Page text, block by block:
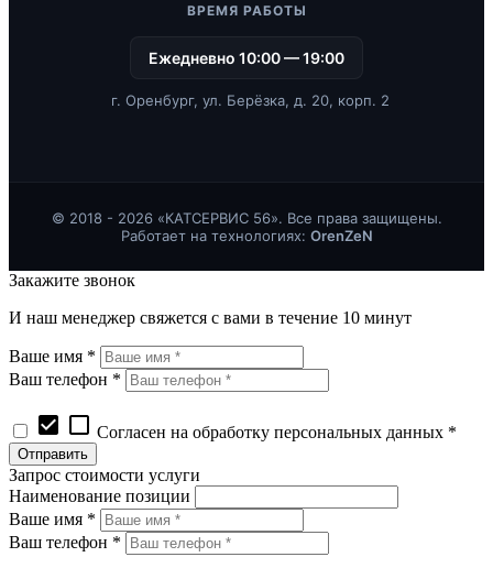
ВРЕМЯ РАБОТЫ
Ежедневно 10:00 — 19:00
г. Оренбург, ул. Берёзка, д. 20, корп. 2
© 2018 - 2026 «КАТСЕРВИС 56». Все права защищены.
Работает на технологиях: OrenZeN
Закажите звонок
И наш менеджер свяжется с вами в течение 10 минут
Ваше имя *
Ваш телефон *
check_box check_box_outline_blank Согласен на обработку персональных данных *
Запрос стоимости услуги
Наименование позиции
Ваше имя *
Ваш телефон *